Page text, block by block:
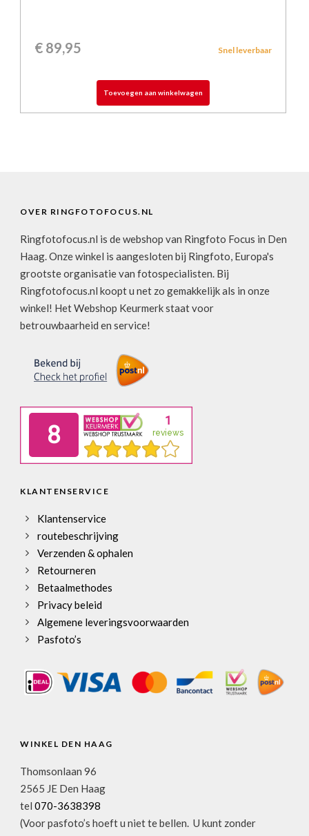
€ 89,95 Snel leverbaar
Toevoegen aan winkelwagen
OVER RINGFOTOFOCUS.NL
Ringfotofocus.nl is de webshop van Ringfoto Focus in Den
Haag. Onze winkel is aangesloten bij Ringfoto, Europa's
grootste organisatie van fotospecialisten. Bij
Ringfotofocus.nl koopt u net zo gemakkelijk als in onze
winkel! Het Webshop Keurmerk staat voor
betrouwbaarheid en service!
KLANTENSERVICE
Klantenservice
routebeschrijving
Verzenden & ophalen
Retourneren
Betaalmethodes
Privacy beleid
Algemene leveringsvoorwaarden
Pasfoto’s
WINKEL DEN HAAG
Thomsonlaan 96
2565 JE Den Haag
tel 070-3638398
(Voor pasfoto’s hoeft u niet te bellen. U kunt zonder